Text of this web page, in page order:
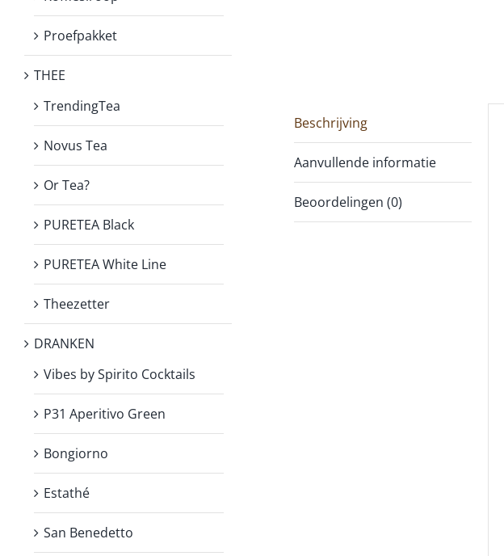
Beschrijving
Aanvullende informatie
Beoordelingen (0)
Proefpakket
THEE
TrendingTea
Novus Tea
Or Tea?
PURETEA Black
PURETEA White Line
Theezetter
DRANKEN
Vibes by Spirito Cocktails
P31 Aperitivo Green
Bongiorno
Estathé
San Benedetto